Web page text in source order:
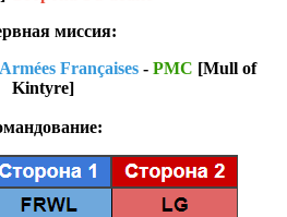
миссия:
Françaises - PMC [Mull of
Kintyre]